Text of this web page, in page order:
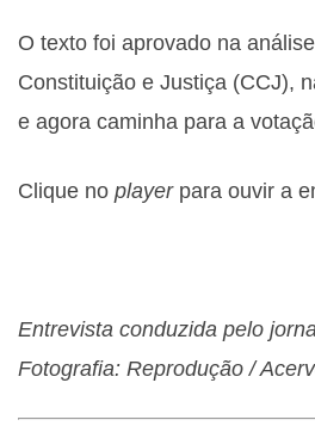
O texto foi aprovado na
Constituição e Justiça (CCJ),
e agora caminha para a
Clique no playerpara ouvir a
Entrevista conduzida pelo
Fotografia: Reprodução /